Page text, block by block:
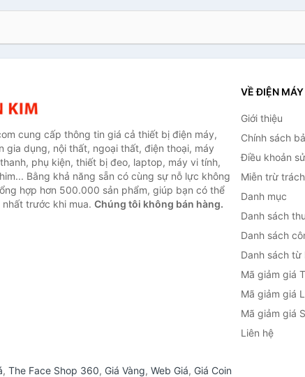
cung cấp thông tin giá cả thiết bị điện máy,
gia dụng, nội thất, ngoại thất, điện thoại, máy
phụ kiện, thiết bị đeo, laptop, máy vi tính,
Bằng khả năng sẵn có cùng sự nỗ lực không
hợp hơn 500.000 sản phẩm, giúp bạn có thể
trước khi mua. Chúng tôi không bán hàng.
VỀ ĐIỆN
Giới thiệu
Chính sách
Điều khoản
Miễn trừ
Danh mục
Danh sách
Danh sách
Danh sách từ
Mã giảm giá
Mã giảm giá
Mã giảm giá
Liên hệ
, The Face Shop 360, Giá Vàng, Web Giá, Giá Coin